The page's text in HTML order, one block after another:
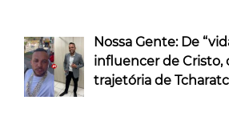
Nossa Gente: De
influencer de Cristo,
trajetória de